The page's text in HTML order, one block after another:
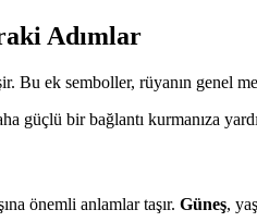
Adımlar
Bu ek semboller, rüyanın genel
bir bağlantı kurmanıza
önemli anlamlar taşır. Güneş,